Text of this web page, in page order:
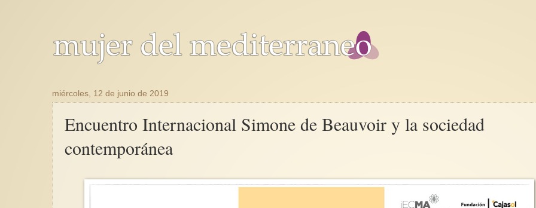
miércoles, 12 de junio de 2019
Encuentro Internacional Simone de Beauvoir y la sociedad
contemporánea